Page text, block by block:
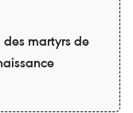
martyrs de